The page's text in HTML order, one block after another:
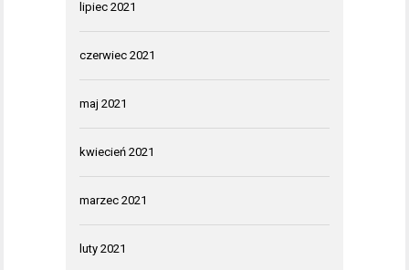
lipiec 2021
czerwiec 2021
maj 2021
kwiecień 2021
marzec 2021
luty 2021